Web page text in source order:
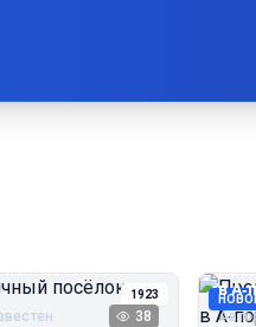
1923
посёлок
38
в